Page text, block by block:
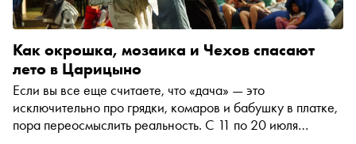
Как окрошка, мозаика и Чехов спасают
лето в Царицыно
Если вы все еще считаете, что «дача» — это
исключительно про грядки, комаров и бабушку в платке,
пора переосмыслить реальность. С 11 по 20 июля